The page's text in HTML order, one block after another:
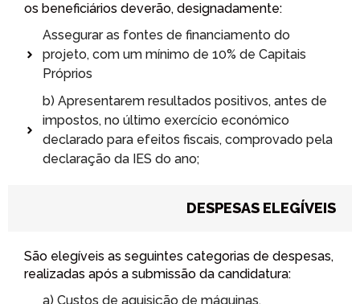
os beneficiários deverão, designadamente:
Assegurar as fontes de financiamento do
projeto, com um mínimo de 10% de Capitais
Próprios
b) Apresentarem resultados positivos, antes de
impostos, no último exercício económico
declarado para efeitos fiscais, comprovado pela
declaração da IES do ano;
DESPESAS ELEGÍVEIS
São elegíveis as seguintes categorias de despesas,
realizadas após a submissão da candidatura:
a) Custos de aquisição de máquinas,